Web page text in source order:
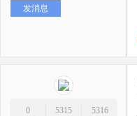
发消息
0
5315
5316